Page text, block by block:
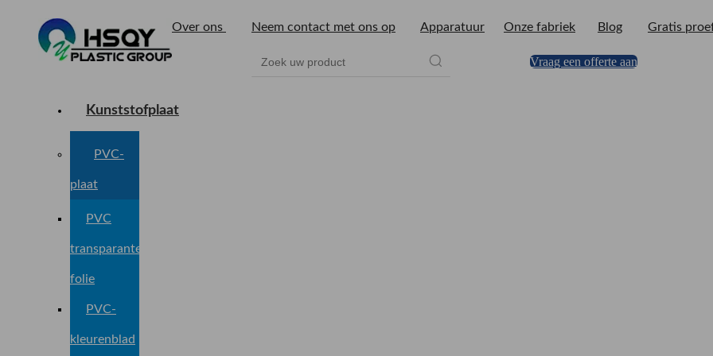
Over ons Neem contact met ons op Apparatuur Onze fabriek Blog Gratis
Vraag een offerte aan
Kunststofplaat
PVC-
plaat
PVC
transparante
folie
PVC-
kleurenblad